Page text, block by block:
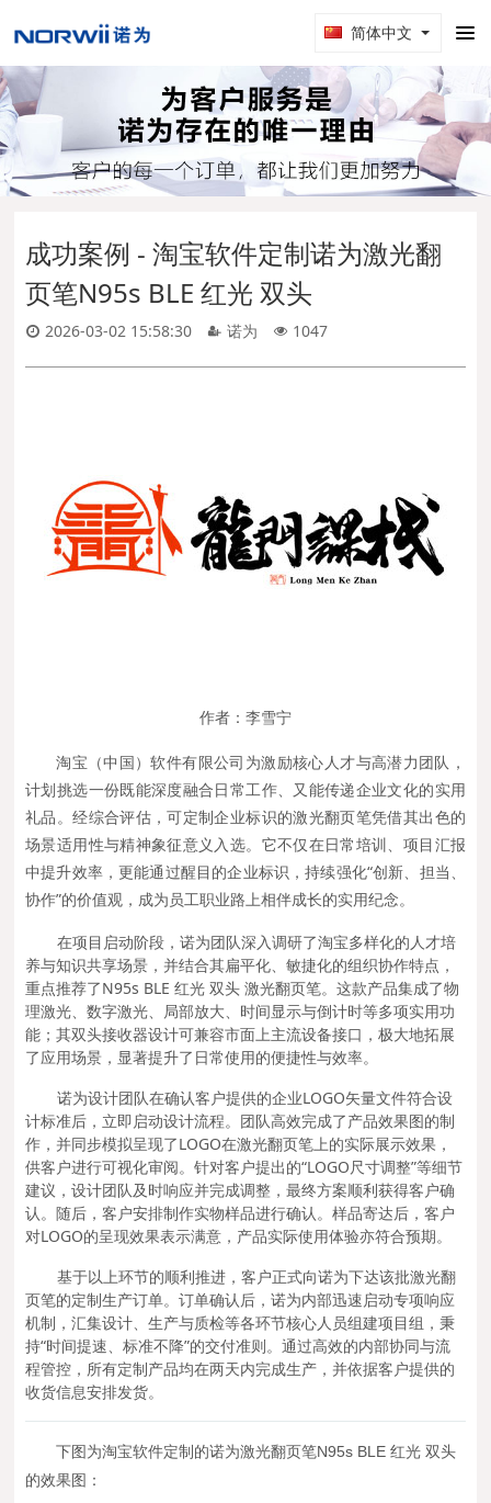
简体中文
成功案例 - 淘宝软件定制诺为激光翻
页笔N95s BLE 红光 双头
2026-03-02 15:58:30 诺为 1047
作者：李雪宁
淘宝（中国）软件有限公司为激励核心人才与高潜力团队，
计划挑选一份既能深度融合日常工作、又能传递企业文化的实用
礼品。经综合评估，可定制企业标识的激光翻页笔凭借其出色的
场景适用性与精神象征意义入选。它不仅在日常培训、项目汇报
中提升效率，更能通过醒目的企业标识，持续强化“创新、担当、
协作”的价值观，成为员工职业路上相伴成长的实用纪念。
在项目启动阶段，诺为团队深入调研了淘宝多样化的人才培
养与知识共享场景，并结合其扁平化、敏捷化的组织协作特点，
重点推荐了N95s BLE 红光 双头 激光翻页笔。这款产品集成了物
理激光、数字激光、局部放大、时间显示与倒计时等多项实用功
能；其双头接收器设计可兼容市面上主流设备接口，极大地拓展
了应用场景，显著提升了日常使用的便捷性与效率。
诺为设计团队在确认客户提供的企业LOGO矢量文件符合设
计标准后，立即启动设计流程。团队高效完成了产品效果图的制
作，并同步模拟呈现了LOGO在激光翻页笔上的实际展示效果，
供客户进行可视化审阅。针对客户提出的“LOGO尺寸调整”等细节
建议，设计团队及时响应并完成调整，最终方案顺利获得客户确
认。随后，客户安排制作实物样品进行确认。样品寄达后，客户
对LOGO的呈现效果表示满意，产品实际使用体验亦符合预期。
基于以上环节的顺利推进，客户正式向诺为下达该批激光翻
页笔的定制生产订单。订单确认后，诺为内部迅速启动专项响应
机制，汇集设计、生产与质检等各环节核心人员组建项目组，秉
持“时间提速、标准不降”的交付准则。通过高效的内部协同与流
程管控，所有定制产品均在两天内完成生产，并依据客户提供的
收货信息安排发货。
下图为淘宝软件定制的诺为激光翻页笔N95s BLE 红光 双头
的效果图：